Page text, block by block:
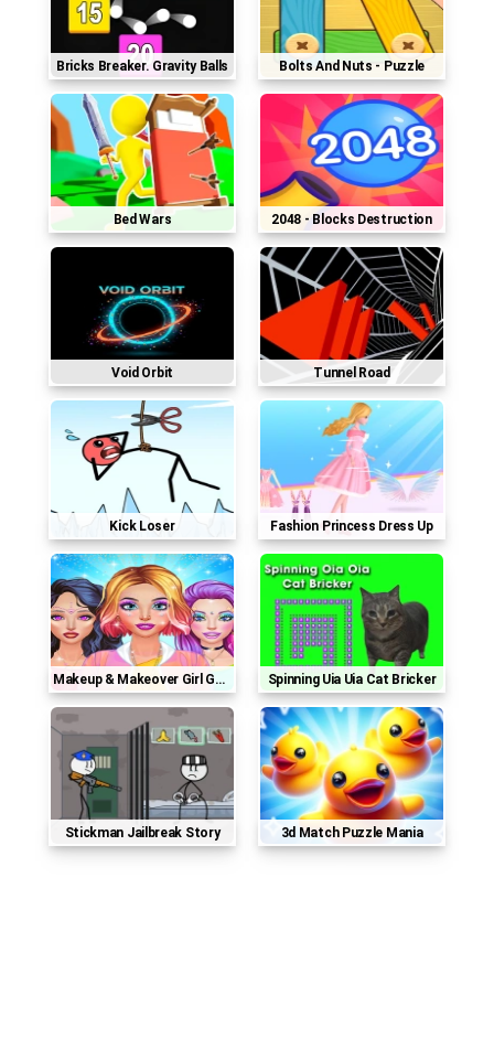
Bricks Breaker. Gravity Balls Bolts And Nuts - Puzzle
Bed Wars 2048 - Blocks Destruction
Void Orbit Tunnel Road
Kick Loser Fashion Princess Dress Up
Makeup & Makeover Girl Games Spinning Uia Uia Cat Bricker
Stickman Jailbreak Story 3d Match Puzzle Mania